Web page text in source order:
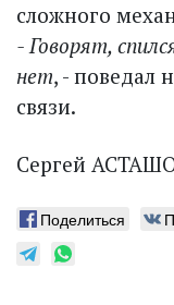
сложного
- Говорят,
нет, - поведал
связи.
Сергей
Поделиться